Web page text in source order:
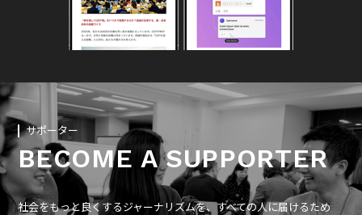
サポーター
BECOME A SUPPORTER
社会をもっと良くするジャーナリズムを、すべての人に届けるため